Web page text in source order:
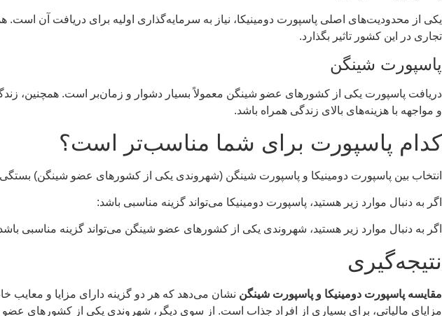
یکی از محدودیت‌های اصلی پاسپورت دومینیکا، نیاز به سرمایه‌گذاری اولیه برای دریافت آن
تجاری در این کشور تاثیر بگذارد.
پاسپورت شینگن
دریافت پاسپورت یکی از کشورهای عضو شینگن معمولاً بسیار دشوار و زمان‌بر است. همچنین،
و مواجهه با هزینه‌های بالای زندگی همراه باشد.
کدام پاسپورت برای شما مناسب‌تر است؟
انتخاب بین پاسپورت دومینیکا و پاسپورت شینگن (شهروندی یکی از کشورهای عضو شینگن) بستگی
اگر به دنبال موارد زیر هستید، پاسپورت دومینیکا می‌تواند گزینه مناسبی باشد:
اگر به دنبال موارد زیر هستید، شهروندی یکی از کشورهای عضو شینگن می‌تواند گزینه مناسبی
نتیجه‌گیری
مقایسه پاسپورت دومینیکا و پاسپورت شینگن نشان می‌دهد که هر دو گزینه دارای مزایا و معایب
مزایای مالیاتی، برای بسیاری از افراد جذاب است. از سوی دیگر، شهروندی یکی از کشورهای